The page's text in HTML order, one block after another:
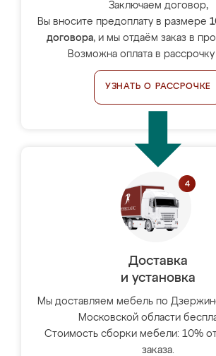
Заключаем договор,
Вы вносите предоплату в размере
договора, и мы отдаём заказ в
Возможна оплата в
УЗНАТЬ О РАССРОЧКЕ
Доставка
и установка
Мы доставляем мебель по
Московской области
Стоимость сборки мебели: 10%
заказа.